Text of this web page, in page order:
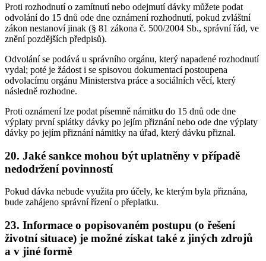
Proti rozhodnutí o zamítnutí nebo odejmutí dávky můžete podat
odvolání do 15 dnů ode dne oznámení rozhodnutí, pokud zvláštní
zákon nestanoví jinak (§ 81 zákona č. 500/2004 Sb., správní řád, ve
znění pozdějších předpisů).
Odvolání se podává u správního orgánu, který napadené rozhodnutí
vydal; poté je žádost i se spisovou dokumentací postoupena
odvolacímu orgánu Ministerstva práce a sociálních věcí, který
následně rozhodne.
Proti oznámení lze podat písemně námitku do 15 dnů ode dne
výplaty první splátky dávky po jejím přiznání nebo ode dne výplaty
dávky po jejím přiznání námitky na úřad, který dávku přiznal.
20. Jaké sankce mohou být uplatněny v případě
nedodržení povinností
Pokud dávka nebude využita pro účely, ke kterým byla přiznána,
bude zahájeno správní řízení o přeplatku.
23. Informace o popisovaném postupu (o řešení
životní situace) je možné získat také z jiných zdrojů
a v jiné formě